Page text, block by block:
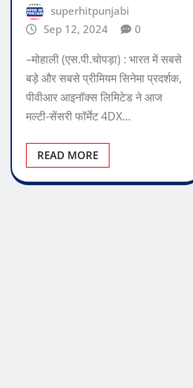
superhitpunjabi
Sep 12, 2024
0
–मोहाली (एस.पी.चोपड़ा) : भारत में सबसे
बड़े और सबसे प्रीमियम सिनेमा प्रदर्शक,
पीवीआर आइनॉक्‍स लिमिटेड ने आज
मल्‍टी-सेंसरी फॉर्मेट 4DX…
READ MORE